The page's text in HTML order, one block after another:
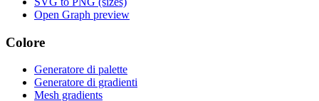
Open Graph preview
Colore
Generatore di palette
Generatore di gradienti
Mesh gradients